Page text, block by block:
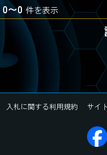
0〜0 件を表示
入札に関する利用規約 サイ